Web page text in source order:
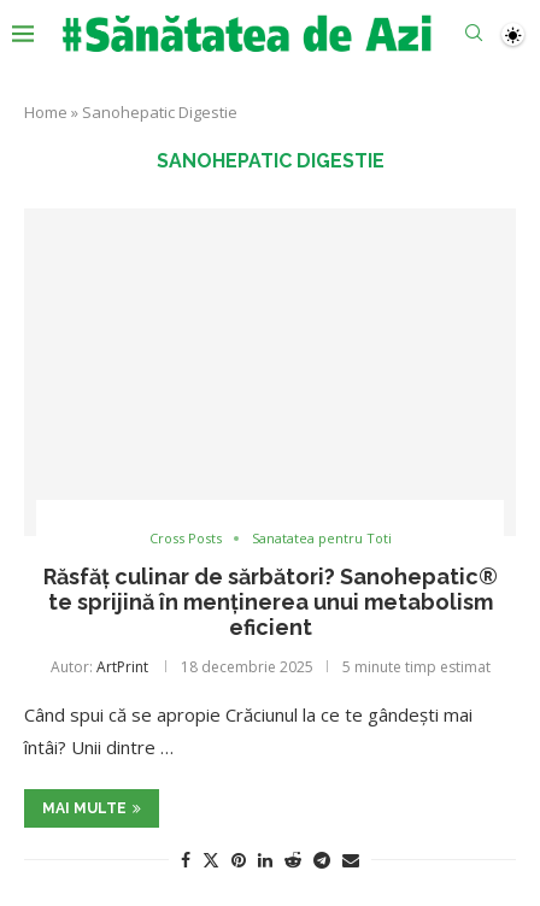
Home » Sanohepatic Digestie
SANOHEPATIC DIGESTIE
Cross Posts Sanatatea pentru Toti
Răsfăț culinar de sărbători? Sanohepatic®
te sprijină în menținerea unui metabolism
eficient
Autor: ArtPrint 18 decembrie 2025 5 minute timp estimat
Când spui că se apropie Crăciunul la ce te gândești mai
întâi? Unii dintre …
MAI MULTE